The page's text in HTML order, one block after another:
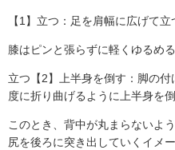
【1】立つ：足を肩幅に広げて立
膝はピンと張らずに軽くゆるめる
立つ【2】上半身を倒す：脚の
度に折り曲げるように上半身を倒
このとき、背中が丸まらないよ
尻を後ろに突き出していくイメー